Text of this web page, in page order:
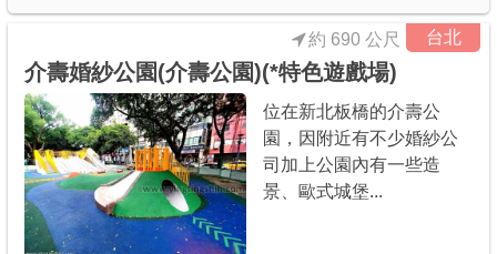
台北
介壽婚紗公園(介壽公園)(*特色遊戲場)
約 690 公尺
位在新北板橋的介壽公
園，因附近有不少婚紗公
司加上公園內有一些造
景、歐式城堡...